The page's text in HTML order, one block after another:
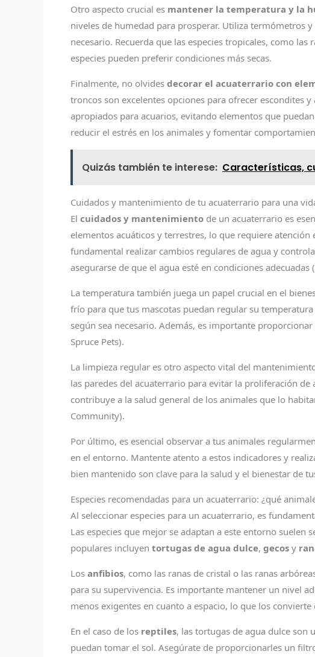
Otro aspecto crucial es mantener la temperatura y la
niveles de humedad para prosperar. Utiliza termómetros
necesario. Recuerda que las especies tropicales, como
especies pueden preferir condiciones más secas.
Finalmente, no olvides decorar el acuaterrario con
troncos son excelentes opciones para ofrecer escondites
apropiados para acuarios, evitando elementos que
reducir el estrés en los animales y fomentar
Quizás también te interese: Características,
Cuidados y mantenimiento de tu acuaterrario para una
El cuidados y mantenimiento de un acuaterrario es
elementos acuáticos y terrestres, lo que requiere
fundamental realizar cambios regulares de agua y
asegurarse de que el agua esté en condiciones adecuadas
La temperatura también juega un papel crucial en el
frío para que tus mascotas puedan regular su
según sea necesario. Además, es importante
Spruce Pets).
La limpieza regular es otro aspecto vital del
las paredes del acuaterrario para evitar la proliferación
contribuye a la salud general de los animales que lo
Community).
Por último, es esencial observar a tus animales
en el entorno. Mantente atento a estos indicadores y
bien mantenido son clave para la salud y el bienestar de
Especies recomendadas para un acuaterrario: ¿qué
Al seleccionar especies para un acuaterrario, es
Las especies que mejor se adaptan a este entorno
populares incluyen tortugas de agua dulce, gecos y
Los anfibios, como las ranas de cristal o las ranas
para su supervivencia. Es importante mantener un nivel
menos exigentes en cuanto a espacio, lo que los
En el caso de los reptiles, las tortugas de agua dulce son
puedan tomar el sol. Asegúrate de proporcionarles un